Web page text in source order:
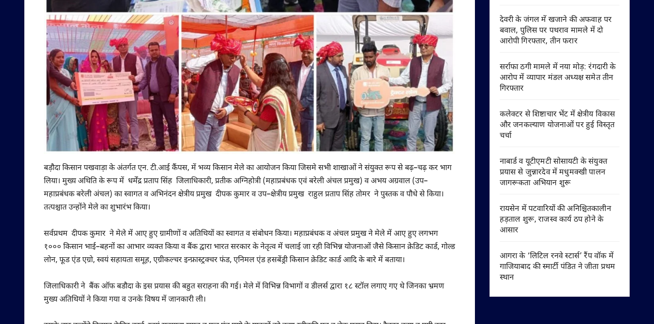
बड़ौदा किसान पखवाड़ा के अंतर्गत एन. टी.आई कैंपस, में भव्य किसान मेले का आयोजन किया जिसमे सभी शाखाओं ने संयुक्त रूप से बढ़–चढ़ कर भाग
लिया। मुख्य अथिति के रूप में धर्मेंद्र प्रताप सिंह जिलाधिकारी, प्रतीक अग्निहोत्री (महाप्रबंधक एवं बरेली अंचल प्रमुख) व अभय अग्रवाल (उप–
महाप्रबंधक बरेली अंचल) का स्वागत व अभिनंदन क्षेत्रीय प्रमुख दीपक कुमार व उप–क्षेत्रीय प्रमुख राहुल प्रताप सिंह तोमर ने पुस्तक व पौधे से किया।
तत्पश्चात उन्होंने मेले का शुभारंभ किया।
सर्वप्रथम दीपक कुमार ने मेले में आए हुए ग्रामीणों व अतिथियों का स्वागत व संबोधन किया। महाप्रबंधक व अंचल प्रमुख ने मेले में आए हुए लगभग
१००० किसान भाई–बहनों का आभार व्यक्त किया व बैंक द्वारा भारत सरकार के नेतृत्व में चलाई जा रही विभिन्न योजनाओं जैसे किसान क्रेडिट कार्ड, गोल्ड
लोन, फूड एंड एग्रो, स्वयं सहायता समूह, एग्रीकल्चर इन्फ्रास्ट्रक्चर फंड, एनिमल एंड हसबेंड्री किसान क्रेडिट कार्ड आदि के बारे में बताया।
जिलाधिकारी ने बैंक ऑफ बडौदा के इस प्रयास की बहुत सराहना की गई। मेले में विभिन्न विभागों व डीलर्स द्वारा १८ स्टॉल लगाए गए थे जिनका भ्रमण
मुख्य अतिथियों ने किया गया व उनके विषय में जानकारी ली।
देवरी के जंगल में खजाने की अफवाह पर
बवाल, पुलिस पर पथराव मामले में दो
आरोपी गिरफ्तार, तीन फरार
सर्राफा ठगी मामले में नया मोड़: रंगदारी के
आरोप में व्यापार मंडल अध्यक्ष समेत तीन
गिरफ्तार
कलेक्टर से शिष्टाचार भेंट में क्षेत्रीय विकास
और जनकल्याण योजनाओं पर हुई विस्तृत
चर्चा
नाबार्ड व यूटीएमटी सोसायटी के संयुक्त
प्रयास से जुन्नारदेव में मधुमक्खी पालन
जागरूकता अभियान शुरू
रायसेन में पटवारियों की अनिश्चितकालीन
हड़ताल शुरू, राजस्व कार्य ठप होने के
आसार
आगरा के ‘लिटिल रनवे स्टार्स’ रैंप वॉक में
गाजियाबाद की स्मार्टी पंडित ने जीता प्रथम
स्थान